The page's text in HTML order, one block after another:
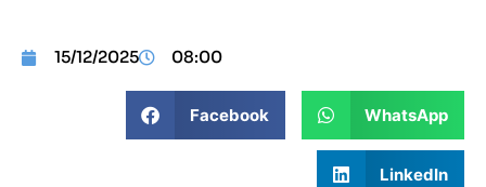
15/12/2025 08:00
Facebook WhatsApp
LinkedIn